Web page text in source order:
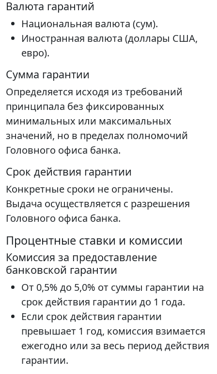
Валюта гарантий
Национальная валюта (сум).
Иностранная валюта (доллары США,
евро).
Сумма гарантии
Определяется исходя из требований
принципала без фиксированных
минимальных или максимальных
значений, но в пределах полномочий
Головного офиса банка.
Срок действия гарантии
Конкретные сроки не ограничены.
Выдача осуществляется с разрешения
Головного офиса банка.
Процентные ставки и комиссии
Комиссия за предоставление
банковской гарантии
От 0,5% до 5,0% от суммы гарантии на
срок действия гарантии до 1 года.
Если срок действия гарантии
превышает 1 год, комиссия взимается
ежегодно или за весь период действия
гарантии.